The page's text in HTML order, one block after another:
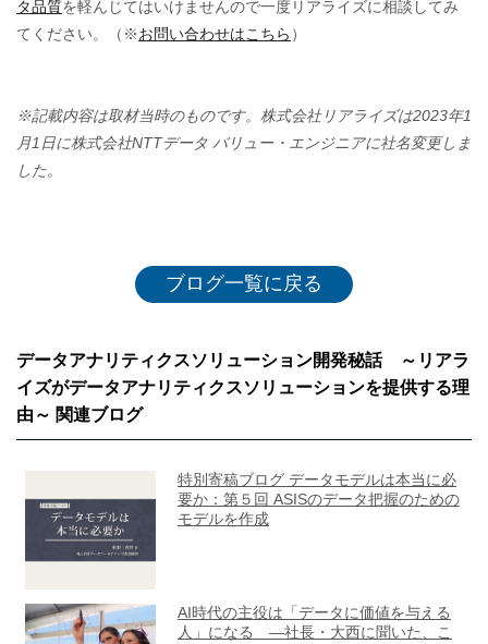
タ品質を軽んじてはいけませんので一度リアライズに相談してみ
てください。（※お問い合わせはこちら ）
※記載内容は取材当時のものです。株式会社リアライズは2023年1
月1日に株式会社NTTデータ バリュー・エンジニアに社名変更しま
した。
ブログ一覧に戻る
データアナリティクスソリューション開発秘話 ～リアラ
イズがデータアナリティクスソリューションを提供する理
由～ 関連ブログ